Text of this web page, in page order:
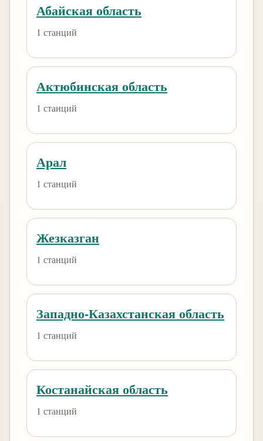
Абайская область
1 станций
Актюбинская область
1 станций
Арал
1 станций
Жезказган
1 станций
Западно-Казахстанская область
1 станций
Костанайская область
1 станций